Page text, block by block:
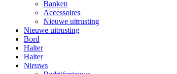
Banken
Accessoires
Nieuwe uitrusting
Nieuwe uitrusting
Bord
Halter
Halter
Nieuws